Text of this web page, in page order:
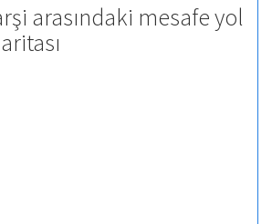
arasındaki mesafe yol